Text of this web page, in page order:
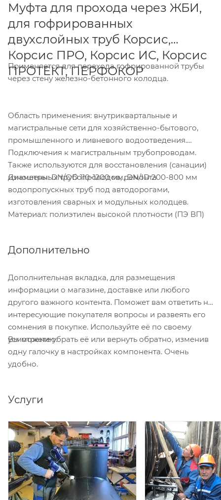
Муфта для прохода через ЖБИ,
для гофрированных
двухслойных труб Корсис,
Корсис ПРО, Корсис ИС, Корсис
ПРОТЕКТ, ПЕРФОКОР
Применяется для перехода гофрированной трубы
через стену железно-бетонного колодца.
Область применения: внутриквартальные и
магистральные сети для хозяйственно-бытового,
промышленного и ливневого водоотведения.
Подключения к магистральным трубопроводам.
Также используются для восстановления (санации)
изношенных трубопроводов, ремонта
водопропускных труб под автодорогами,
изготовления сварных и модульных колодцев.
Диаметры: DN/OD 110-1200 мм, DN/ID 200-800 мм
Материал: полиэтилен высокой плотности (ПЭ ВП)
Дополнительно
Дополнительная вкладка, для размещения
информации о магазине, доставке или любого
другого важного контента. Поможет вам ответить на
интересующие покупателя вопросы и развеять его
сомнения в покупке. Используйте её по своему
усмотрению.
Вы можете убрать её или вернуть обратно, изменив
одну галочку в настройках компонента. Очень
удобно.
Услуги